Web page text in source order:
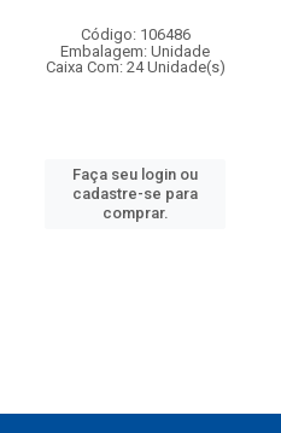
Código: 106486
Embalagem: Unidade
Caixa Com: 24 Unidade(s)
Faça seu login ou
cadastre-se para
comprar.